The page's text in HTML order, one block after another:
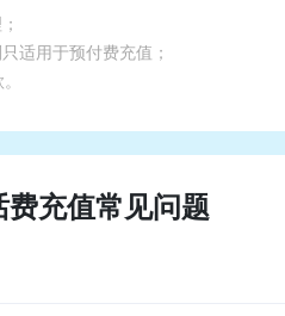
适用于预付费充值；
充值常见问题